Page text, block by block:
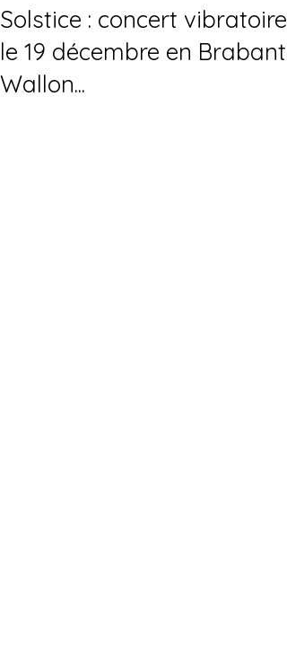
Solstice : concert vibratoire
le 19 décembre en Brabant
Wallon...